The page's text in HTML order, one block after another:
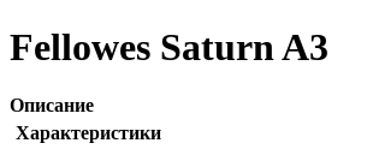
Fellowes Saturn A3
Описание
Характеристики